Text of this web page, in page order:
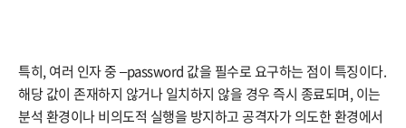
특히, 여러 인자 중 –password 값을 필수로 요구하는 점이 특징이다.
해당 값이 존재하지 않거나 일치하지 않을 경우 즉시 종료되며, 이는
분석 환경이나 비의도적 실행을 방지하고 공격자가 의도한 환경에서